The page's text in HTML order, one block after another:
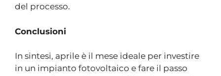
del processo.
Conclusioni
In sintesi, aprile è il mese ideale per investire
in un impianto fotovoltaico e fare il passo